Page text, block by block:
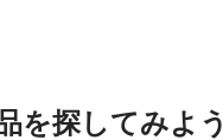
を探してみよう